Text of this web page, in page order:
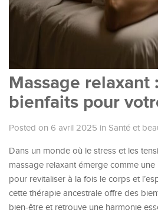
Massage relaxant
bienfaits pour
Posted on 6 avril 2025 in Santé et
Dans un monde où le stress et les
massage relaxant émerge comme
pour revitaliser à la fois le corps et
cette thérapie ancestrale offre des
bien-être et retrouve une harmonie